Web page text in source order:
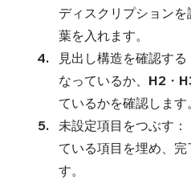
ディスクリプション
葉を入れます。
見出し構造を確認す
なっているか、H2・
ているかを確認します。
未設定項目をつぶす
ている項目を埋め、
す。